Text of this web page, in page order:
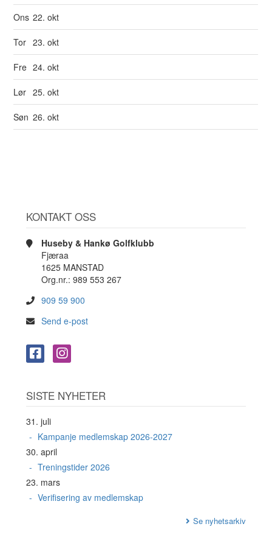
Ons 22. okt
Tor 23. okt
Fre 24. okt
Lør 25. okt
Søn 26. okt
KONTAKT OSS
Huseby & Hankø Golfklubb
Fjæraa
1625 MANSTAD
Org.nr.: 989 553 267
909 59 900
Send e-post
SISTE NYHETER
31. juli
Kampanje medlemskap 2026-2027
30. april
Treningstider 2026
23. mars
Verifisering av medlemskap
Se nyhetsarkiv